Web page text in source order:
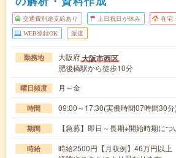
交通費別途支給あり 土日祝日が休み 在宅
WEB登録OK 派遣
勤務地 大阪府大阪市西区
肥後橋駅から徒歩10分
曜日頻度 月～金
時間 09:00～17:30(実働時間07時間30分)
期間 【急募】即日～長期※開始時期に
時給
時給2500円【月収例】46万円以上